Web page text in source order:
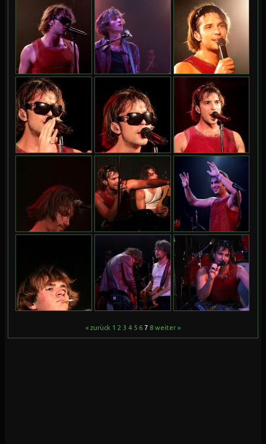
« zurück 1 2 3 4 5 6 7 8 weiter »